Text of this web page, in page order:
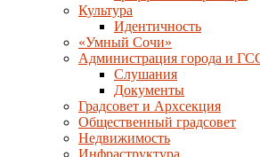
Культура
Идентичность
«Умный Сочи»
Администрация города и
Слушания
Документы
Градсовет и Архсекция
Общественный градсовет
Недвижимость
Инфраструктура